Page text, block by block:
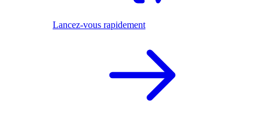
Lancez-vous rapidement